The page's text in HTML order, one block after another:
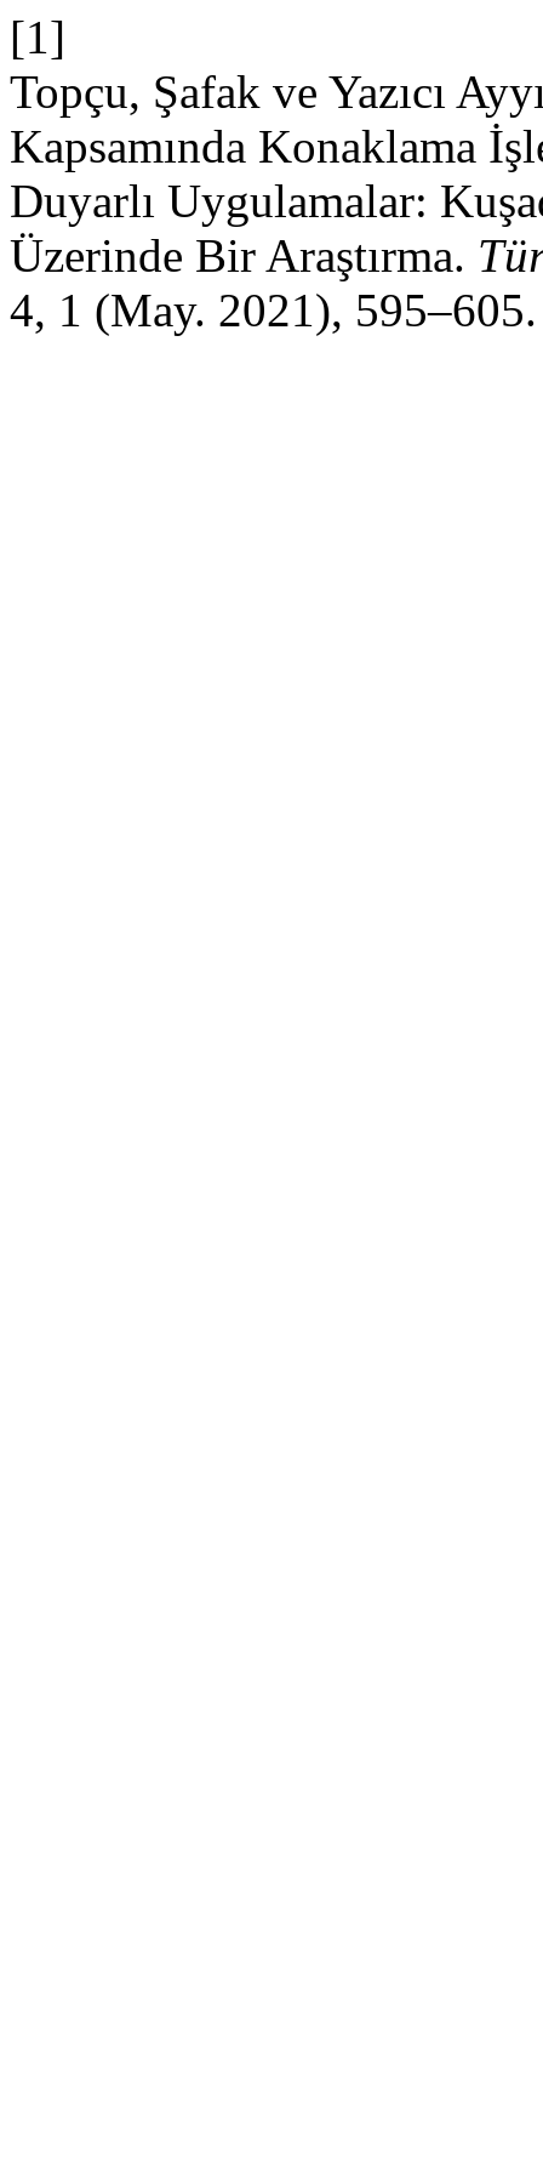
[1]
Topçu, Şafak ve Yazıcı
Kapsamında Konaklama
Duyarlı Uygulamalar:
Üzerinde Bir Araştırma.
4, 1 (May. 2021), 595–605.